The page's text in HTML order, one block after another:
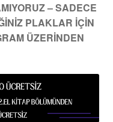
– SADECE
PLAKLAR İÇİN
ÜZERİNDEN